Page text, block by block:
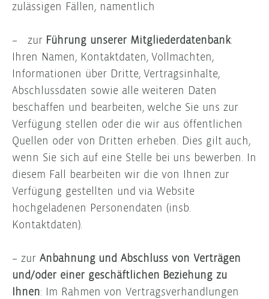
zulässigen Fällen, namentlich
– zur Führung unserer Mitgliederdatenbank:
Ihren Namen, Kontaktdaten, Vollmachten,
Informationen über Dritte, Vertragsinhalte,
Abschlussdaten sowie alle weiteren Daten
beschaffen und bearbeiten, welche Sie uns zur
Verfügung stellen oder die wir aus öffentlichen
Quellen oder von Dritten erheben. Dies gilt auch,
wenn Sie sich auf eine Stelle bei uns bewerben. In
diesem Fall bearbeiten wir die von Ihnen zur
Verfügung gestellten und via Website
hochgeladenen Personendaten (insb.
Kontaktdaten).
– zur Anbahnung und Abschluss von Verträgen
und/oder einer geschäftlichen Beziehung zu
Ihnen: Im Rahmen von Vertragsverhandlungen